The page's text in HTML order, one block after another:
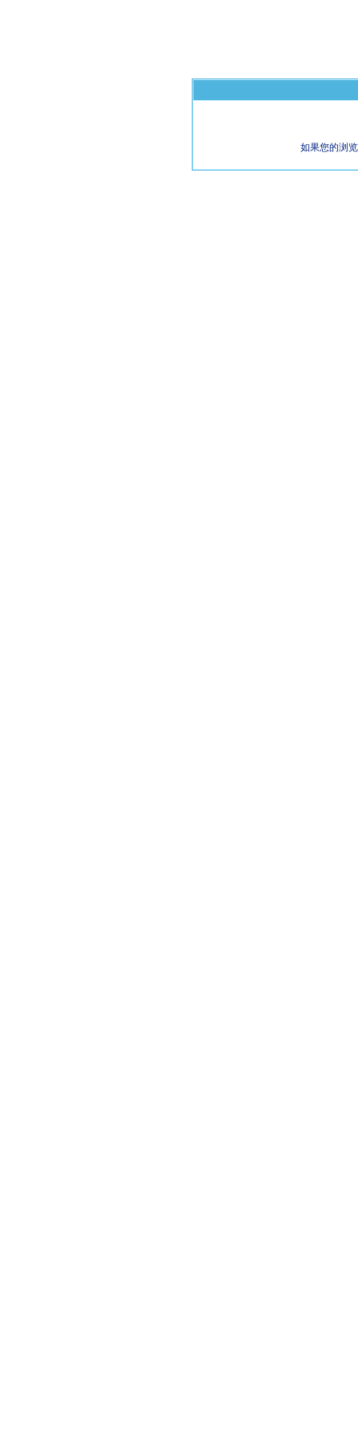
如果您的浏